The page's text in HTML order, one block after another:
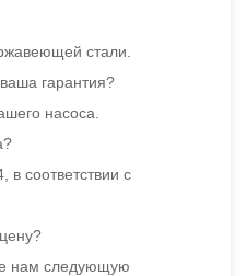
стали.
гарантия?
насоса.
в соответствии с
нам следующую